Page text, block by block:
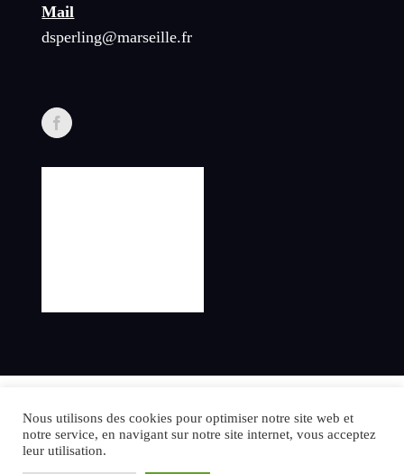
Mail
dsperling@marseille.fr
Nous utilisons des cookies pour optimiser notre site web et
notre service, en navigant sur notre site internet, vous acceptez
leur utilisation.